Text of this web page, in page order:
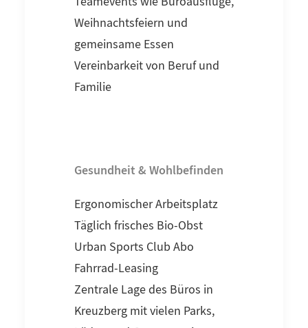
Weihnachtsfeiern und
gemeinsame Essen
Vereinbarkeit von Beruf und
Familie
Gesundheit & Wohlbefinden
Ergonomischer Arbeitsplatz
Täglich frisches Bio-Obst
Urban Sports Club Abo
Fahrrad-Leasing
Zentrale Lage des Büros in
Kreuzberg mit vielen Parks,